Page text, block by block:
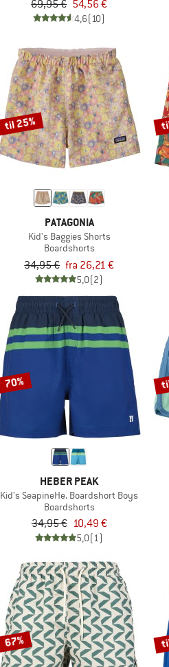
69,95 € 54,56 €
4,6(10)
til 25%
PATAGONIA
Kid's Baggies Shorts
Boardshorts
34,95 € fra 26,21 €
5,0(2)
70%
HEBER PEAK
Kid's SeapineHe. Boardshort Boys
Boardshorts
34,95 € 10,49 €
5,0(1)
67%